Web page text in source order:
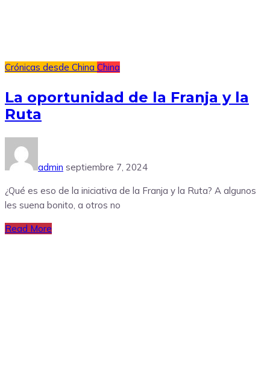
Crónicas desde China China
La oportunidad de la Franja y la
Ruta
admin septiembre 7, 2024
¿Qué es eso de la iniciativa de la Franja y la Ruta? A algunos
les suena bonito, a otros no
Read More